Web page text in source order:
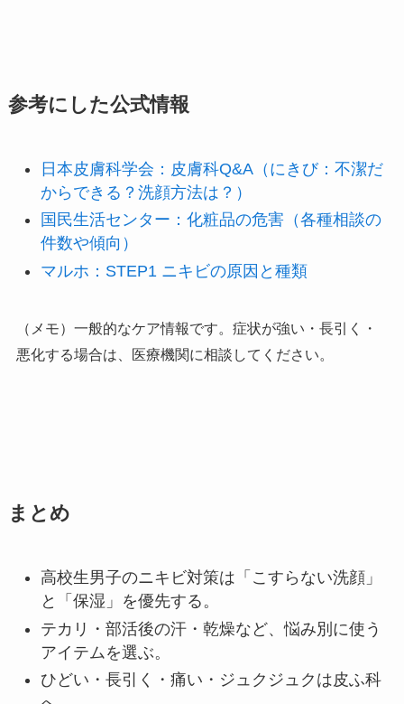
参考にした公式情報
日本皮膚科学会：皮膚科Q&A（にきび：不潔だ
からできる？洗顔方法は？）
国民生活センター：化粧品の危害（各種相談の
件数や傾向）
マルホ：STEP1 ニキビの原因と種類
（メモ）一般的なケア情報です。症状が強い・長引く・
悪化する場合は、医療機関に相談してください。
まとめ
高校生男子のニキビ対策は「こすらない洗顔」
と「保湿」を優先する。
テカリ・部活後の汗・乾燥など、悩み別に使う
アイテムを選ぶ。
ひどい・長引く・痛い・ジュクジュクは皮ふ科